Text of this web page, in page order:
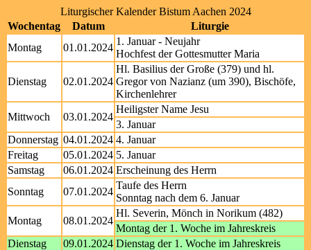
Liturgischer Kalender Bistum Aachen 2024
Wochentag
Datum
Liturgie
Montag
01.01.2024
1. Januar - Neujahr
Hochfest der Gottesmutter Maria
Dienstag 02.01.2024
Hl. Basilius der Große (379) und hl.
Gregor von Nazianz (um 390), Bischöfe,
Kirchenlehrer
Mittwoch
03.01.2024
Heiligster Name Jesu
3. Januar
Donnerstag 04.01.2024 4. Januar
Freitag
05.01.2024 5. Januar
Samstag
06.01.2024 Erscheinung des Herrn
Sonntag
07.01.2024
Taufe des Herrn
Sonntag nach dem 6. Januar
Montag
08.01.2024
Hl. Severin, Mönch in Norikum (482)
Montag der 1. Woche im Jahreskreis
Dienstag
09.01.2024 Dienstag der 1. Woche im Jahreskreis